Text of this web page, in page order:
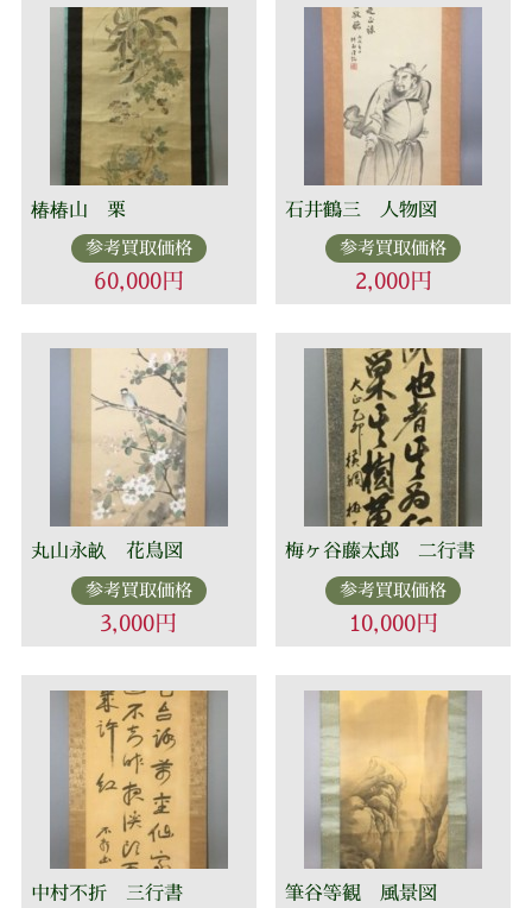
椿椿山 栗
参考買取価格
60,000円
石井鶴三 人物図
参考買取価格
2,000円
丸山永畝 花鳥図
参考買取価格
3,000円
梅ヶ谷藤太郎 二行書
参考買取価格
10,000円
中村不折 三行書 筆谷等観 風景図